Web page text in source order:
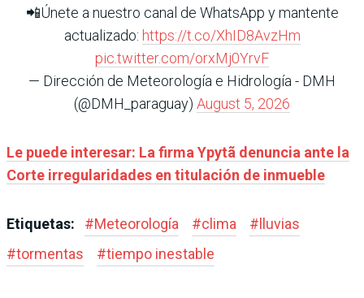
📲Únete a nuestro canal de WhatsApp y mantente
actualizado: https://t.co/XhID8AvzHm
pic.twitter.com/orxMj0YrvF
— Dirección de Meteorología e Hidrología - DMH
(@DMH_paraguay) August 5, 2026
Le puede interesar: La firma Ypytã denuncia ante la
Corte irregularidades en titulación de inmueble
Etiquetas: #Meteorología #clima # lluvias
#tormentas #tiempo inestable